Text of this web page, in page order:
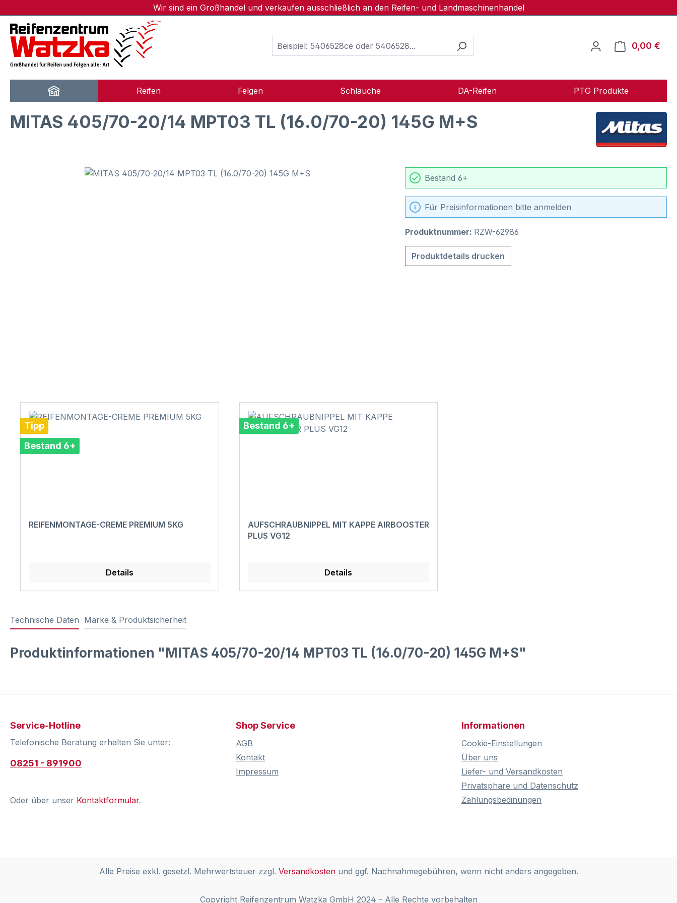
Wir sind ein Großhandel und verkaufen ausschließlich an den Reifen- und Landmaschinenhandel
0,00 €
Reifen Felgen Schläuche DA-Reifen PTG Produkte
MITAS 405/70-20/14 MPT03 TL (16.0/70-20) 145G M+S
Bildergalerie überspringen Bestand 6+
Für Preisinformationen bitte anmelden
Produktnummer: RZW-62986
Produktdetails drucken
Tipp
Bestand 6+
REIFENMONTAGE-CREME PREMIUM 5KG
Details
Bestand 6+
AUFSCHRAUBNIPPEL MIT KAPPE AIRBOOSTER
PLUS VG12
Details
Technische Daten Marke & Produktsicherheit
Produktinformationen "MITAS 405/70-20/14 MPT03 TL (16.0/70-20) 145G M+S"
Service-Hotline
Telefonische Beratung erhalten Sie unter:
08251 - 891900
Oder über unser Kontaktformular.
Shop Service
AGB
Kontakt
Impressum
Informationen
Cookie-Einstellungen
Über uns
Liefer- und Versandkosten
Privatsphäre und Datenschutz
Zahlungsbedinungen
Alle Preise exkl. gesetzl. Mehrwertsteuer zzgl. Versandkostenund ggf. Nachnahmegebühren, wenn nicht anders angegeben.
Copyright Reifenzentrum Watzka GmbH 2024 - Alle Rechte vorbehalten